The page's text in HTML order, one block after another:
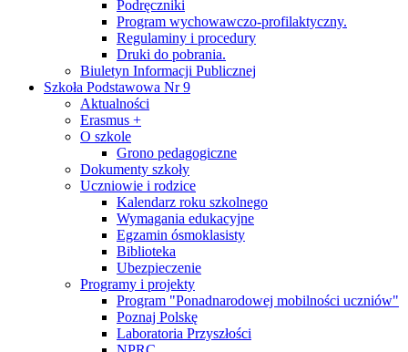
Podręczniki
Program wychowawczo-profilaktyczny.
Regulaminy i procedury
Druki do pobrania.
Biuletyn Informacji Publicznej
Szkoła Podstawowa Nr 9
Aktualności
Erasmus +
O szkole
Grono pedagogiczne
Dokumenty szkoły
Uczniowie i rodzice
Kalendarz roku szkolnego
Wymagania edukacyjne
Egzamin ósmoklasisty
Biblioteka
Ubezpieczenie
Programy i projekty
Program "Ponadnarodowej mobilności uczniów"
Poznaj Polskę
Laboratoria Przyszłości